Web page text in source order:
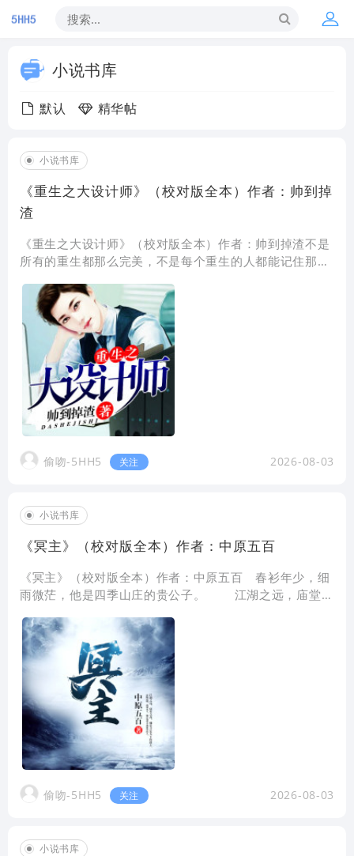
小说书库
默认 精华帖
小说书库
《重生之大设计师》（校对版全本）作者：帅到掉
渣
《重生之大设计师》（校对版全本）作者：帅到掉渣不是
所有的重生都那么完美，不是每个重生的人都能记住那么
年前刚上大学的时候，挽回着不能挽回的遗
偷吻-5HH5 关注 2026-08-03
小说书库
《冥主》（校对版全本）作者：中原五百
《冥主》（校对版全本）作者：中原五百 春衫年少，细
雨微茫，他是四季山庄的贵公子。 江湖之远，庙堂之
总也等不到要等的人。&nb
偷吻-5HH5 关注 2026-08-03
小说书库